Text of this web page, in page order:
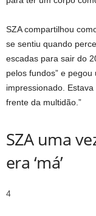
SZA compartilhou
se sentiu quando
escadas para sair do
pelos fundos” e
impressionado.
frente da multidão.”
SZA uma
era ‘má’
4